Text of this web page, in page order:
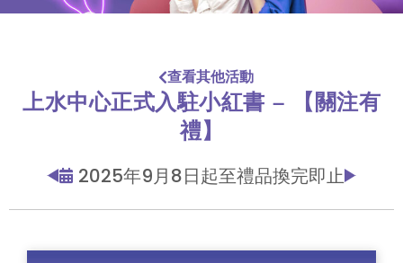
查看其他活動
上水中心正式入駐小紅書 – 【關注有
禮】
2025年9月8日起至禮品換完即止